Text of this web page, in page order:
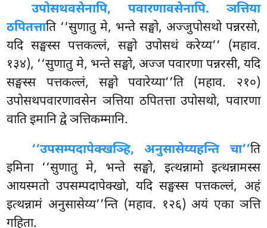
उपोसथवसेनापि, पवारणावसेनापि. ञत्तिया
ठपितत्ताति ‘‘सुणातु मे, भन्ते सङ्घो, अज्जुपोसथो पन्नरसो,
यदि सङ्घस्स पत्तकल्लं, सङ्घो उपोसथं करेय्य’’ (महाव.
१३४), ‘‘सुणातु मे, भन्ते सङ्घो, अज्ज पवारणा पन्नरसी, यदि
सङ्घस्स पत्तकल्लं, सङ्घो पवारेय्या’’ति (महाव. २१०)
उपोसथपवारणावसेन ञत्तिया ठपितत्ता उपोसथो, पवारणा
वाति इमानि द्वे ञत्तिकम्मानि.
‘‘उपसम्पदापेक्खञ्हि, अनुसासेय्यहन्ति चा’’ति
इमिना ‘‘सुणातु मे, भन्ते सङ्घो, इत्थन्नामो इत्थन्नामस्स
आयस्मतो उपसम्पदापेक्खो, यदि सङ्घस्स पत्तकल्लं, अहं
इत्थन्नामं अनुसासेय्य’’न्ति (महाव. १२६) अयं एका ञत्ति
गहिता.